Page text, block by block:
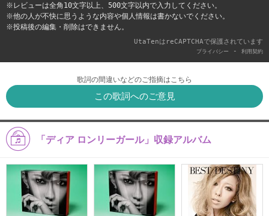
※レビューは全角10文字以上、500文字以内で入力してください。
※他の人が不快に思うような内容や個人情報は書かないでください。
※投稿後の編集・削除はできません。
UtaTenはreCAPTCHAで保護されています
プライバシー - 利用契約
歌詞の間違いなどのご指摘はこちら
この歌詞へのご意見
「ディア ロンリーガール」収録アルバム